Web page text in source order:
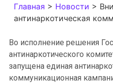
Главная > Новости >
антинаркотическая
Во исполнение решения
антинаркотического
запущена единая
коммуникационная